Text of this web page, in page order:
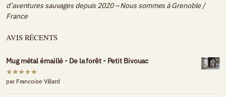
d’aventures sauvages depuis 2020 – Nous sommes àGrenoble /
France
AVIS RÉCENTS
Mug métal émaillé - De la forêt - Petit Bivouac
par Francoise Villard